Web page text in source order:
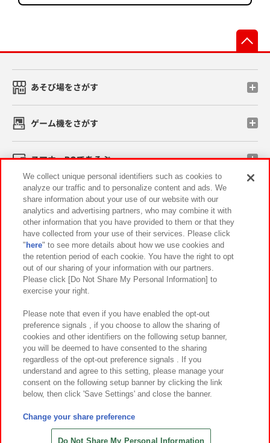
あそび場をさがす
ゲーム機をさがす
スマホ・PCであそぶ
イベント・キャンペーン
関連会社 サステナビリティ サイトポリシー
プライバシーポリシー ウェブアクセシビリティ方針と検証結果
お取引先さまとともに
カスタマーハラスメント対応方針 よくあるご質問・お問い合わせ
©Bandai Namco Amusement Inc.
©Bandai Namco Amusement Lab Inc.
©HANAYASHIKI Co., Ltd. All Rights Reserved.
We collect unique personal identifiers such as cookies to
analyze our traffic and to personalize content and ads. We
share information about your use of our website with our
analytics and advertising partners, who may combine it with
other information that you have provided to them or that they
have collected from your use of their services. Please click
" here" to see more details about how we use cookies and
the retention period of each cookie. You have the right to opt
out of our sharing of your information with our partners.
Please click [Do Not Share My Personal Information] to
exercise your right.
Please note that even if you have enabled the opt-out
preference signals , if you choose to allow the sharing of
cookies and other identifiers on the following setup banner,
you will be deemed to have consented to the sharing
regardless of the opt-out preference signals . If you
understand and agree to this setting, please manage your
consent on the following setup banner by clicking the link
below, then click 'Save Settings' and close the banner.
Change your share preference
Do Not Share My Personal Information